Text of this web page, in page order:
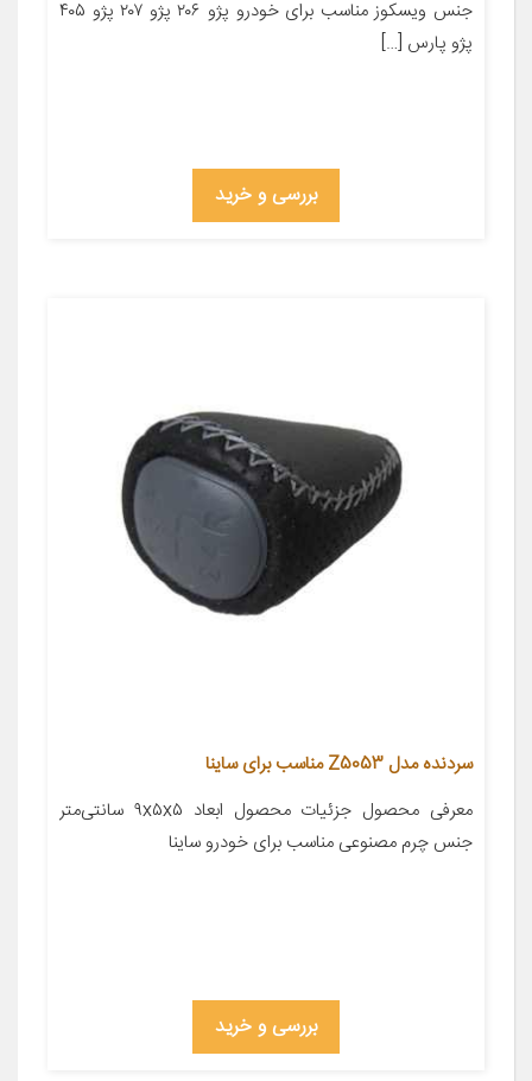
جنس ویسکوز مناسب برای خودرو پژو ۲۰۶ پژو ۲۰۷ پژو ۴۰۵
پژو پارس […]
بررسی و خرید
سردنده مدل Z5053 مناسب برای ساینا
معرفی محصول جزئیات محصول ابعاد ۹x۵x۵ سانتی‌متر
جنس چرم مصنوعی مناسب برای خودرو ساینا
بررسی و خرید